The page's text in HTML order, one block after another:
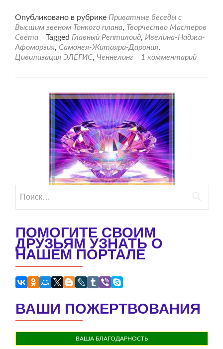
про11
сеанс
с
Представителями
Тонкоплановых
Опубликовано в рубрике Приватные беседы с
Высшим звеном Тонкого плана, Творчество Мастеров
Света
Tagged Главный Рептилоид, Ивелина-Наджа-
Афоморзия, Самонея-Житаяра-Дарония,
Цивилизация ЭЛЕГИС, Ченнелинг 1 комментарий
ПОМОГИТЕ СВОИМ
ДРУЗЬЯМ УЗНАТЬ О
НАШЕМ ПОРТАЛЕ
ВАШИ ПОЖЕРТВОВАНИЯ
ВАША БЛАГОДАРНОСТЬ